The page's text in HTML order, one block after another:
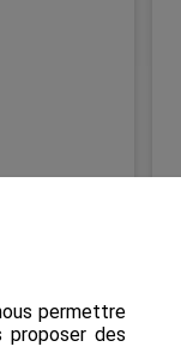
permettre
proposer des